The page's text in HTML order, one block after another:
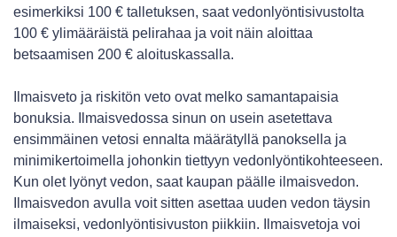
esimerkiksi 100 € talletuksen, saat vedonlyöntisivustolta
100 € ylimääräistä pelirahaa ja voit näin aloittaa
betsaamisen 200 € aloituskassalla.
Ilmaisveto ja riskitön veto ovat melko samantapaisia
bonuksia. Ilmaisvedossa sinun on usein asetettava
ensimmäinen vetosi ennalta määrätyllä panoksella ja
minimikertoimella johonkin tiettyyn vedonlyöntikohteeseen.
Kun olet lyönyt vedon, saat kaupan päälle ilmaisvedon.
Ilmaisvedon avulla voit sitten asettaa uuden vedon täysin
ilmaiseksi, vedonlyöntisivuston piikkiin. Ilmaisvetoja voi